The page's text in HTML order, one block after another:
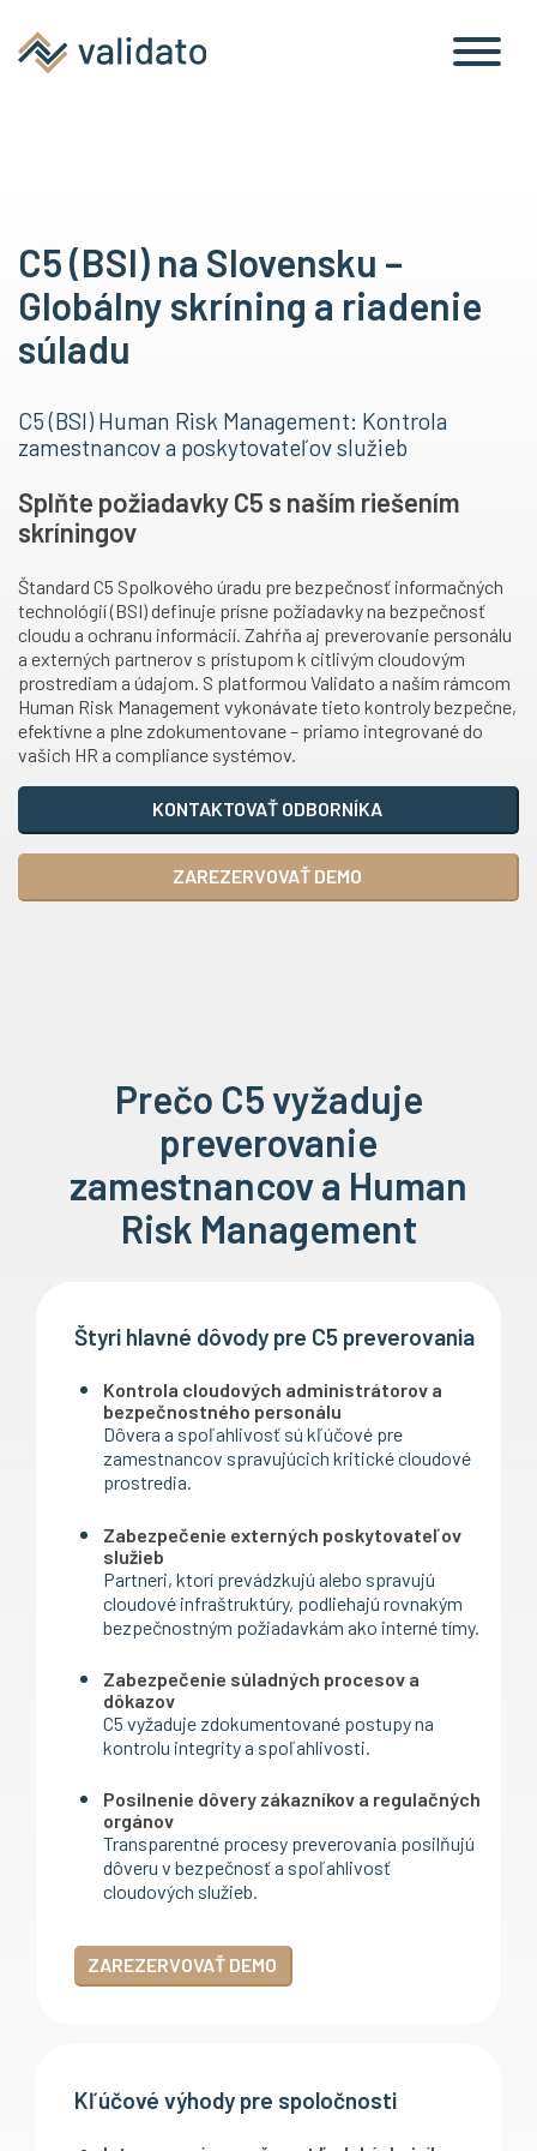
C5 (BSI) na Slovensku –
Globálny skríning a riadenie
súladu
C5 (BSI) Human Risk Management: Kontrola
zamestnancov a poskytovateľov služieb
Splňte požiadavky C5 s naším riešením
skríningov
Štandard C5 Spolkového úradu pre bezpečnosť informačných
technológií (BSI) definuje prísne požiadavky na bezpečnosť
cloudu a ochranu informácií. Zahŕňa aj preverovanie personálu
a externých partnerov s prístupom k citlivým cloudovým
prostrediam a údajom. S platformou Validato a naším rámcom
Human Risk Management vykonávate tieto kontroly bezpečne,
efektívne a plne zdokumentovane – priamo integrované do
vašich HR a compliance systémov.
KONTAKTOVAŤ ODBORNÍKA
ZAREZERVOVAŤ DEMO
Prečo C5 vyžaduje
preverovanie
zamestnancov a Human
Risk Management
Štyri hlavné dôvody pre C5 preverovania
Kontrola cloudových administrátorov a
bezpečnostného personálu
Dôvera a spoľahlivosť sú kľúčové pre
zamestnancov spravujúcich kritické cloudové
prostredia.
Zabezpečenie externých poskytovateľov
služieb
Partneri, ktorí prevádzkujú alebo spravujú
cloudové infraštruktúry, podliehajú rovnakým
bezpečnostným požiadavkám ako interné tímy.
Zabezpečenie súladných procesov a
dôkazov
C5 vyžaduje zdokumentované postupy na
kontrolu integrity a spoľahlivosti.
Posilnenie dôvery zákazníkov a regulačných
orgánov
Transparentné procesy preverovania posilňujú
dôveru v bezpečnosť a spoľahlivosť
cloudových služieb.
ZAREZERVOVAŤ DEMO
Kľúčové výhody pre spoločnosti